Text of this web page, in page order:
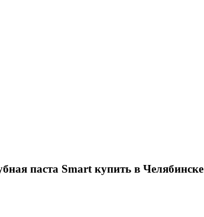
паста Smart купить в Челябинске